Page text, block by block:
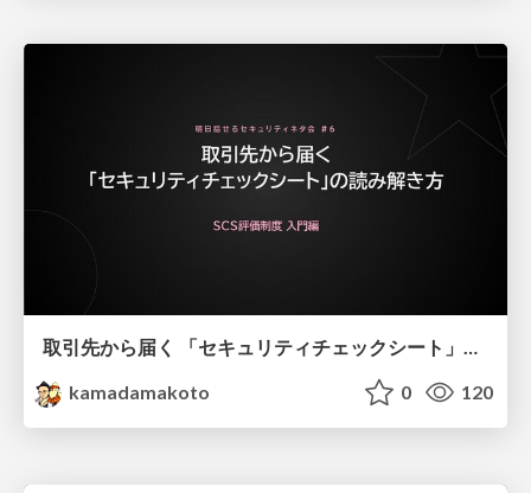
取引先から届く 「セキュリティチェックシート」の読み解き方
kamadamakoto
0 120